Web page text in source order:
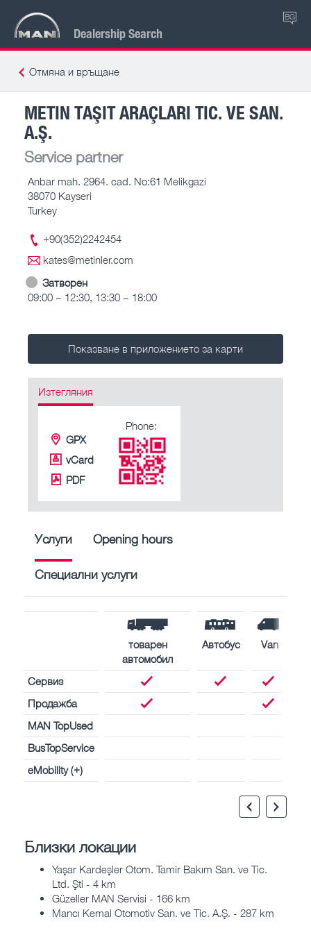
Dealership Search
BG
Отмяна и връщане
METIN TAŞIT ARAÇLARI TIC. VE SAN.
A.Ş.
Service partner
Anbar mah. 2964. cad. No:61 Melikgazi
38070 Kayseri
Turkey
+90(352)2242454
kates@metinler.com
Затворен
09:00 – 12:30, 13:30 – 18:00
Показване в приложението за карти
Изтегляния
GPX
vCard
PDF
Phone:
Услуги Opening hours
Специални услуги
товарен
автомобил
Автобус Van
Сервиз
Продажба
MAN TopUsed
BusTopService
eMobility (+)
Близки локации
Yaşar Kardeşler Otom. Tamir Bakım San. ve Tic.
Ltd. Şti - 4 km
Güzeller MAN Servisi - 166 km
Mancı Kemal Otomotiv San. ve Tic. A.Ş. - 287 km